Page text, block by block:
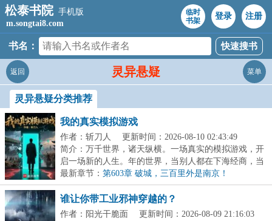
松泰书院 手机版
m.songtai8.com
临时
书架
登录 注册
书名：
灵异悬疑
返回 菜单
灵异悬疑分类推荐
我的真实模拟游戏
作者：斩刀人
更新时间：2026-08-10 02:43:49
简介：万千世界，诸天纵横。一场真实的模拟游戏，开
启一场新的人生。年的世界，当别人都在下海经商，当
二...
最新章节： 第603章 破城，三百里外是南京！
谁让你带工业邪神穿越的？
作者：阳光干脆面
更新时间：2026-08-09 21:16:03